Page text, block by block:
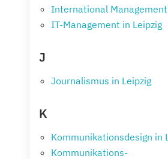
International
IT-Management in Leipzig
J
Journalismus in Leipzig
K
Kommunikationsdesign in
Kommunikations-